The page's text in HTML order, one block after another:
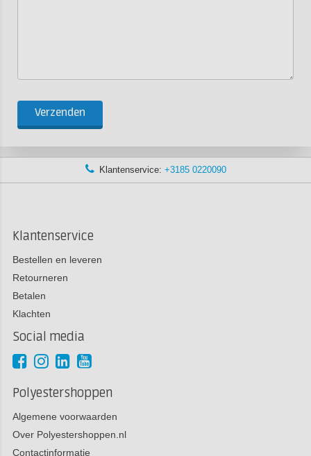
Verzenden
Klantenservice: +3185 0220090
Klantenservice
Bestellen en leveren
Retourneren
Betalen
Klachten
Social media
Polyestershoppen
Algemene voorwaarden
Over Polyestershoppen.nl
Contactinformatie